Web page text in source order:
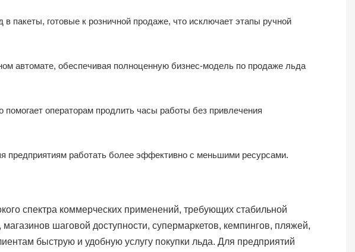
пакеты, готовые к розничной продаже, что исключает этапы ручной
автомате, обеспечивая полноценную бизнес-модель по продаже льда
операторам продлить часы работы без привлечения
предприятиям работать более эффективно с меньшими ресурсами.
спектра коммерческих применений, требующих стабильной
шаговой доступности, супермаркетов, кемпингов, пляжей,
быструю и удобную услугу покупки льда. Для предприятий